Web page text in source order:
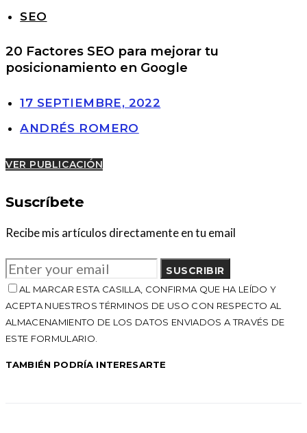
SEO
20 Factores SEO para mejorar tu
posicionamiento en Google
17 SEPTIEMBRE, 2022
ANDRÉS ROMERO
VER PUBLICACIÓN
Suscríbete
Recibe mis artículos directamente en tu email
SUSCRIBIR
AL MARCAR ESTA CASILLA, CONFIRMA QUE HA LEÍDO Y
ACEPTA NUESTROS TÉRMINOS DE USO CON RESPECTO AL
ALMACENAMIENTO DE LOS DATOS ENVIADOS A TRAVÉS DE
ESTE FORMULARIO.
TAMBIÉN PODRÍA INTERESARTE